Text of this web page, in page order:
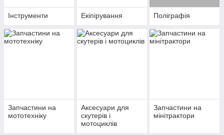
Інструменти Екіпірування Поліграфія
Запчастини на
мототехніку
Аксесуари для
скутерів і
мотоциклів
Запчастини на
мінітрактори